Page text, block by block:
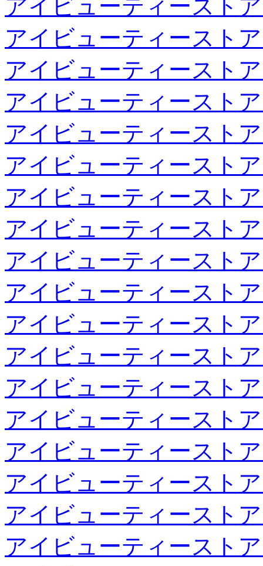
アイビューティースト
アイビューティースト
アイビューティースト
アイビューティースト
アイビューティースト
アイビューティースト
アイビューティースト
アイビューティースト
アイビューティースト
アイビューティースト
アイビューティースト
アイビューティースト
アイビューティースト
アイビューティースト
アイビューティースト
アイビューティースト
アイビューティースト
アイビューティースト